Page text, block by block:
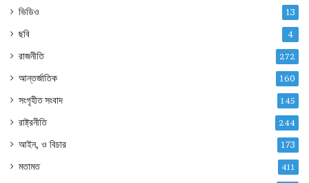
ভিডিও 13
ছবি 4
রাজনীতি 272
আন্তর্জাতিক 160
সংগৃহীত সংবাদ 145
রাষ্ট্রনীতি 244
আইন, ও বিচার 173
মতামত 411